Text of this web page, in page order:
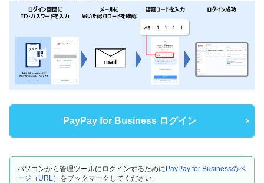
PayPay for Business ログイン
パソコンから管理ツールにログインするためにPayPay for Businessのペ
ージ（URL） をブックマークしてください